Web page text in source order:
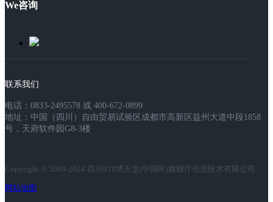
We咨询
联系我们
电话：0833-2495578 或 400-672-0899
地址：中国（四川）自由贸易试验区成都市高新区益州大道中段1858
号，天府软件园G8-3楼
Copyright © 2009-2024 四川918博天堂(中国区)旗舰厅信息技术有限公司
网站地图